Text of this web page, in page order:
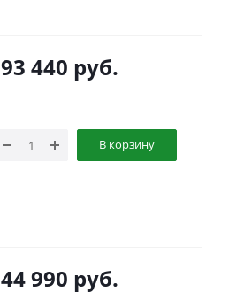
93 440 руб.
В корзину
44 990 руб.